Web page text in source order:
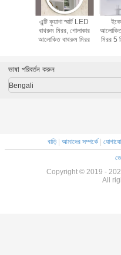
এন্টি কুয়াশা স্মার্ট LED
বাথরুম মিরর, গোলাকার
আলোকিত বাথরুম মিরর
আলোকিত
মিরর 5
ভাষা পরিবর্তন করুন
Bengali
বাড়ি| আমাদের সম্পর্কে|
Copyright © 2019 -
All